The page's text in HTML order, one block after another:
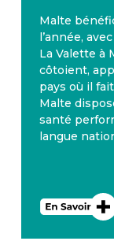
Malte
l’année,
La Valette à
côtoient,
pays où il
Malte
santé
langue